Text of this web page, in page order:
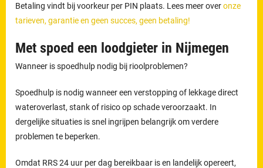
Betaling vindt bij voorkeur per PIN plaats. Lees meer overonze
tarieven, garantie en geen succes, geen betaling!
Met spoed een loodgieter in Nijmegen
Wanneer is spoedhulp nodig bij rioolproblemen?
Spoedhulp is nodig wanneer een verstopping of lekkage direct
wateroverlast, stank of risico op schade veroorzaakt. In
dergelijke situaties is snel ingrijpen belangrijk om verdere
problemen te beperken.
Omdat RRS 24 uur per dag bereikbaar is en landelijk opereert,